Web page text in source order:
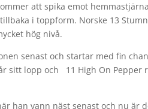
att spika emot
i toppform. Norske 13
hög nivå.
senast och startar med fin
sitt lopp och 11 High On Pepper
han vann näst senast och nu är